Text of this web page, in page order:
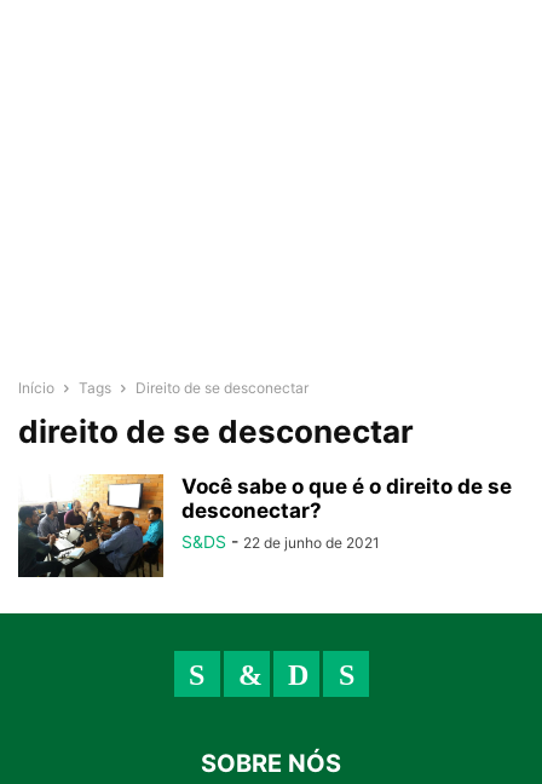
Início Tags Direito de se desconectar
direito de se desconectar
Você sabe o que é o direito de se
desconectar?
S&DS - 22 de junho de 2021
SOBRE NÓS